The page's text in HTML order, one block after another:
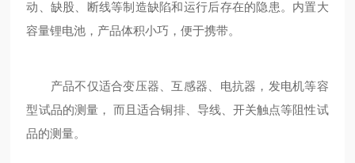
动、缺股、断线等制造缺陷和运行后存在的隐患。内置大
容量锂电池，产品体积小巧，便于携带。
产品不仅适合变压器、互感器、电抗器，发电机等容
型试品的测量， 而且适合铜排、导线、开关触点等阻性试
品的测量。